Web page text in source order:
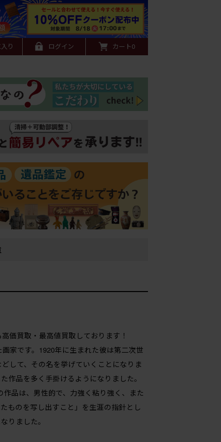
り ログイン カート0
価買取・最高値買取しております！
家です。1920年に生まれた彼は第二次世
して、その名を挙げていくことになりま
作品を多く手掛けるようになりました。
品は、男性的で、力強く粘り強く、また
ものを写し出すこと」を生涯の指針とし
りました。